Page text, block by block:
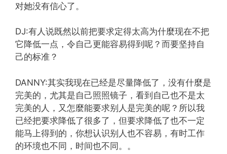
对她没有信心了。
DJ:有人说既然以前把要求定得太高为什麼现在不把
它降低一点，令自己更能容易得到呢？而要坚持自
己的标准？
DANNY:其实我现在已经是尽量降低了，没有什麼是
完美的，尤其是自己照照镜子，看到自己也不是太
完美的人，又怎麼能要求别人是完美的呢？所以我
已经把要求降低了很多了，但要求降低了也不一定
能马上得到的，你想认识别人也不容易，有时工作
的环境也不同，时间也不同。。